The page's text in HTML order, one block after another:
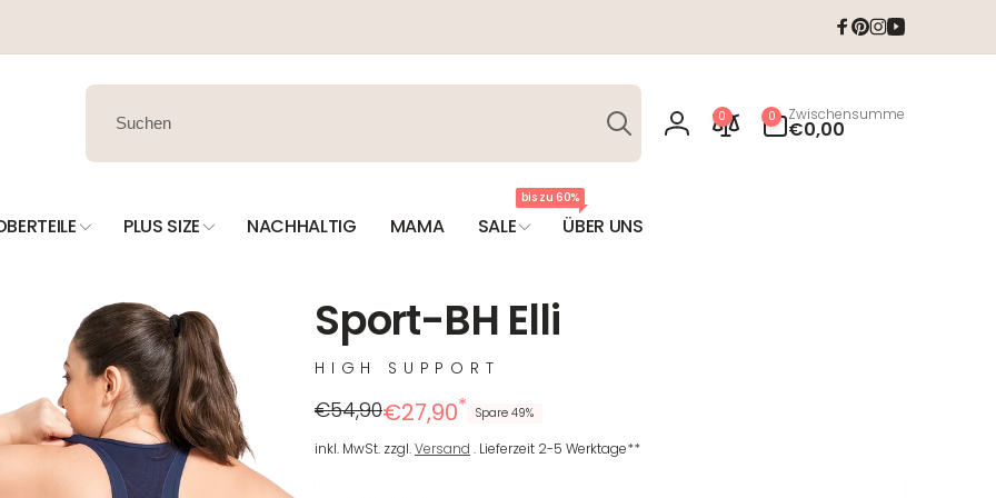
Facebook
Pinterest
Instagram
YouTube
Suchen
Einloggen
0 0
Artikel
Zwischensumme
€0,00
PLUS SIZE NACHHALTIG MAMA SALE
bis zu 60%
ÜBER UNS
Sport-BH Elli
HIGH SUPPORT
Regulärer
Preis
€54,90
Reduzierter
Preis
€27,90* Spare 49%
inkl. MwSt. zzgl.Versand . Lieferzeit 2-5 Werktage**